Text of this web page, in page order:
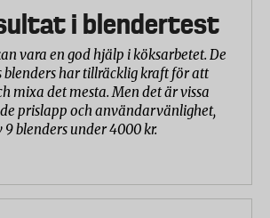
i blendertest
vara en god hjälp i köksarbetet. De
blenders har tillräcklig kraft för att
mixa det mesta. Men det är vissa
prislapp och användarvänlighet,
9 blenders under 4000 kr.